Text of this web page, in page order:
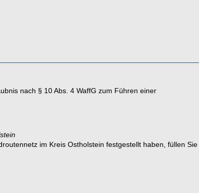
nach § 10 Abs. 4 WaffG zum Führen einer
im Kreis Ostholstein festgestellt haben, füllen Sie